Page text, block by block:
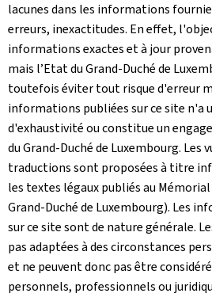
lacunes dans les informations
erreurs, inexactitudes. En effet,
informations exactes et à jour
mais l’Etat du Grand-Duché de
toutefois éviter tout risque d'erreur
informations publiées sur ce site n'a
d'exhaustivité ou constitue un
du Grand-Duché de Luxembourg. Les
traductions sont proposées à titre
les textes légaux publiés au
Grand-Duché de Luxembourg). Les
sur ce site sont de nature générale.
pas adaptées à des circonstances
et ne peuvent donc pas être
personnels, professionnels ou